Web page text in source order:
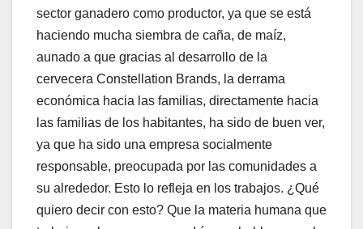
sector ganadero como productor, ya que se está
haciendo mucha siembra de caña, de maíz,
aunado a que gracias al desarrollo de la
cervecera Constellation Brands, la derrama
económica hacia las familias, directamente hacia
las familias de los habitantes, ha sido de buen ver,
ya que ha sido una empresa socialmente
responsable, preocupada por las comunidades a
su alrededor. Esto lo refleja en los trabajos. ¿Qué
quiero decir con esto? Que la materia humana que